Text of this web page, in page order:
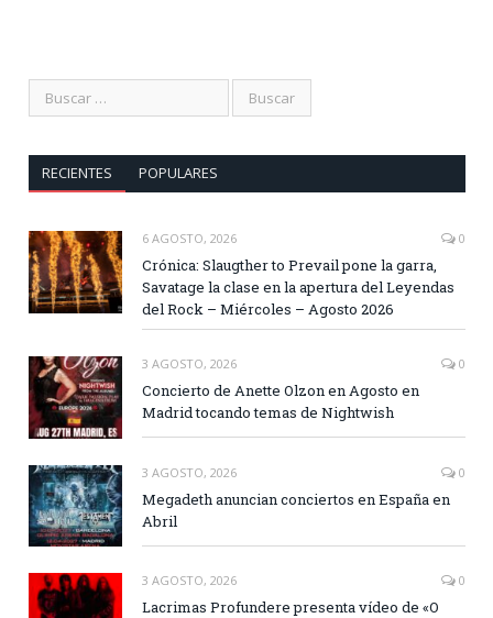
RECIENTES POPULARES
6 AGOSTO, 2026 0
Crónica: Slaugther to Prevail pone la garra,
Savatage la clase en la apertura del Leyendas
del Rock – Miércoles – Agosto 2026
3 AGOSTO, 2026 0
Concierto de Anette Olzon en Agosto en
Madrid tocando temas de Nightwish
3 AGOSTO, 2026 0
Megadeth anuncian conciertos en España en
Abril
3 AGOSTO, 2026 0
Lacrimas Profundere presenta vídeo de «O